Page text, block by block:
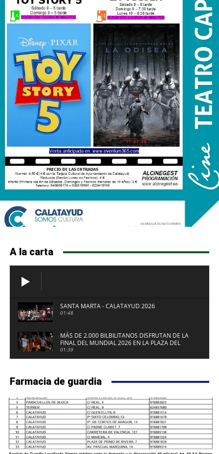
A la carta
SANTA MARTA - CALATAYUD 2026
01:48
MÁS DE 2.000 BILBILITANOS DISFRUTAN DE LA
FINAL DEL MUNDIAL 2026 EN LA PLAZA DEL
FUERTE DE CALATAYUD
01:39
Farmacia de guardia